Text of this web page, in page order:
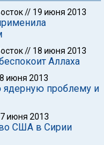
// 19 июня 2013
// 18 июня 2013
Аллаха
июня 2013
ядерную проблему и
июня 2013
США в Сирии